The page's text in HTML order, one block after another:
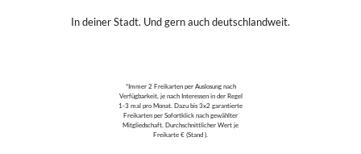
In deiner Stadt. Und gern auch deutschlandweit.
*Immer 2 Freikarten per Auslosung nach
Verfügbarkeit, je nach Interessen in der Regel
1-3 mal pro Monat. Dazu bis 3x2 garantierte
Freikarten per Sofortklick nach gewählter
Mitgliedschaft. Durchschnittlicher Wert je
Freikarte € (Stand ).